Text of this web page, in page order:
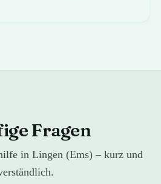
Fragen
in Lingen (Ems) – kurz und